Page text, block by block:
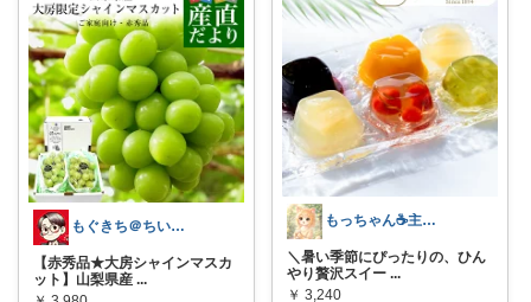
もぐきち＠ちい活など🎊購入感謝
【赤秀品★大房シャインマスカ
ット】山梨県産 ...
もっちゃん☕主婦の癒しとご褒美ROOM
＼暑い季節にぴったりの、ひん
やり贅沢スイー ...
￥ 3,240